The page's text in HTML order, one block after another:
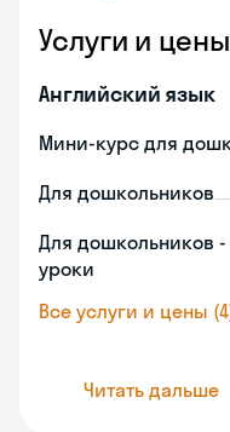
Услуги и цены
Английский язык
Мини-курс для
Для дошкольников
Для дошкольников -
уроки
Все услуги и цены
Читать дальше